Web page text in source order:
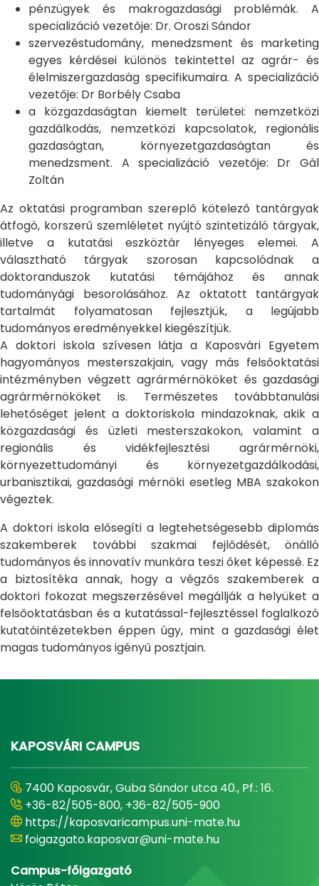
pénzügyek és makrogazdasági problémák. A
specializáció vezetője: Dr. Oroszi Sándor
szervezéstudomány, menedzsment és marketing
egyes kérdései különös tekintettel az agrár- és
élelmiszergazdaság specifikumaira. A specializáció
vezetője: Dr Borbély Csaba
a közgazdaságtan kiemelt területei: nemzetközi
gazdálkodás, nemzetközi kapcsolatok, regionális
gazdaságtan, környezetgazdaságtan és
menedzsment. A specializáció vezetője: Dr Gál
Zoltán
Az oktatási programban szereplő kötelező tantárgyak
átfogó, korszerű szemléletet nyújtó szintetizáló tárgyak,
illetve a kutatási eszköztár lényeges elemei. A
választható tárgyak szorosan kapcsolódnak a
doktoranduszok kutatási témájához és annak
tudományági besorolásához. Az oktatott tantárgyak
tartalmát folyamatosan fejlesztjük, a legújabb
tudományos eredményekkel kiegészítjük.
A doktori iskola szívesen látja a Kaposvári Egyetem
hagyományos mesterszakjain, vagy más felsőoktatási
intézményben végzett agrármérnököket és gazdasági
agrármérnököket is. Természetes továbbtanulási
lehetőséget jelent a doktoriskola mindazoknak, akik a
közgazdasági és üzleti mesterszakokon, valamint a
regionális és vidékfejlesztési agrármérnöki,
környezettudományi és környezetgazdálkodási,
urbanisztikai, gazdasági mérnöki esetleg MBA szakokon
végeztek.
A doktori iskola elősegíti a legtehetségesebb diplomás
szakemberek további szakmai fejlődését, önálló
tudományos és innovatív munkára teszi őket képessé. Ez
a biztosítéka annak, hogy a végzős szakemberek a
doktori fokozat megszerzésével megállják a helyüket a
felsőoktatásban és a kutatással-fejlesztéssel foglalkozó
kutatóintézetekben éppen úgy, mint a gazdasági élet
magas tudományos igényű posztjain.
KAPOSVÁRI CAMPUS
7400 Kaposvár, Guba Sándor utca 40., Pf.: 16.
+36-82/505-800, +36-82/505-900
https://kaposvaricampus.uni-mate.hu
foigazgato.kaposvar@uni-mate.hu
Campus-főigazgató